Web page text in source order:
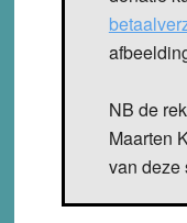
NB de
Maarten
van deze